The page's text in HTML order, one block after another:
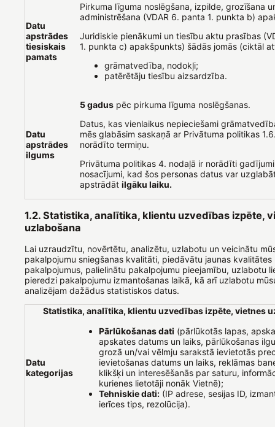
Datu
apstrādes
tiesiskais
pamats
Pirkuma līguma noslēgšana, izpilde, grozīšana
administrēšana (VDAR 6. panta 1. punkta b)
Juridiskie pienākumi un tiesību aktu prasības
1. punkta c) apakšpunkts) šādās jomās (ciktāl
grāmatvedība, nodokļi;
patērētāju tiesību aizsardzība.
Datu
apstrādes
ilgums
5 gadus pēc pirkuma līguma noslēgšanas.
Datus, kas vienlaikus nepieciešami
mēs glabāsim saskaņā ar Privātuma politikas
norādīto termiņu.
Privātuma politikas 4. nodaļā ir norādīti
nosacījumi, kad šos personas datus var
apstrādāt ilgāku laiku.
1.2. Statistika, analītika, klientu uzvedības izpēte,
uzlabošana
Lai uzraudzītu, novērtētu, analizētu, uzlabotu un veicinātu
pakalpojumu sniegšanas kvalitāti, piedāvātu jaunas kvalitātes
pakalpojumus, palielinātu pakalpojumu pieejamību, uzlabotu
pieredzi pakalpojumu izmantošanas laikā, kā arī uzlabotu
analizējam dažādus statistiskos datus.
Statistika, analītika, klientu uzvedības izpēte, vietnes
Datu
kategorijas
Pārlūkošanas dati (pārlūkotās lapas,
apskates datums un laiks, pārlūkošanas
grozā un/vai vēlmju sarakstā ievietotās
ievietošanas datums un laiks, reklāmas
klikšķi un interesēšanās par saturu,
kurienes lietotāji nonāk Vietnē);
Tehniskie dati: (IP adrese, sesijas ID,
ierīces tips, rezolūcija).